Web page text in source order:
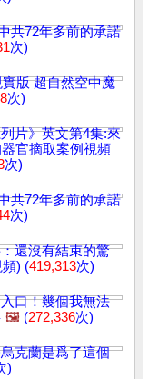
共72年多前的承諾
次)
版 超自然空中魔
次)
片》英文第4集:來
官摘取案例視頻
次)
共72年多前的承諾
次)
還沒有結束的驚
頻) (419,313次)
口！幾個我無法
🖼️ (272,336次)
克蘭是爲了這個
)